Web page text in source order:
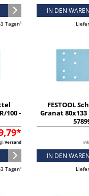
Tagen¹
IN DEN
100 -
Versand
Tagen¹
FESTOOL
Granat 80x133
IN DEN